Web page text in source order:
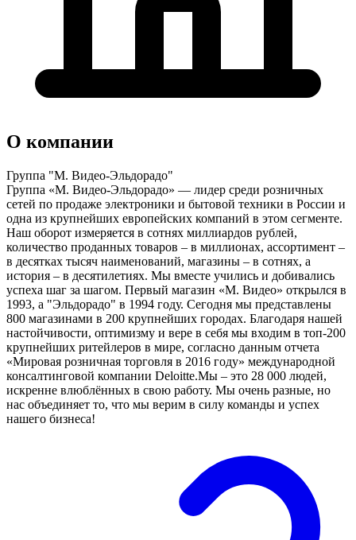
О компании
Группа "М. Видео-Эльдорадо"
Группа «М. Видео-Эльдорадо» — лидер среди розничных
сетей по продаже электроники и бытовой техники в России и
одна из крупнейших европейских компаний в этом сегменте.
Наш оборот измеряется в сотнях миллиардов рублей,
количество проданных товаров – в миллионах, ассортимент –
в десятках тысяч наименований, магазины – в сотнях, а
история – в десятилетиях. Мы вместе учились и добивались
успеха шаг за шагом. Первый магазин «М. Видео» открылся в
1993, а "Эльдорадо" в 1994 году. Сегодня мы представлены
800 магазинами в 200 крупнейших городах. Благодаря нашей
настойчивости, оптимизму и вере в себя мы входим в топ-200
крупнейших ритейлеров в мире, согласно данным отчета
«Мировая розничная торговля в 2016 году» международной
консалтинговой компании Deloitte.Мы – это 28 000 людей,
искренне влюблённых в свою работу. Мы очень разные, но
нас объединяет то, что мы верим в силу команды и успех
нашего бизнеса!